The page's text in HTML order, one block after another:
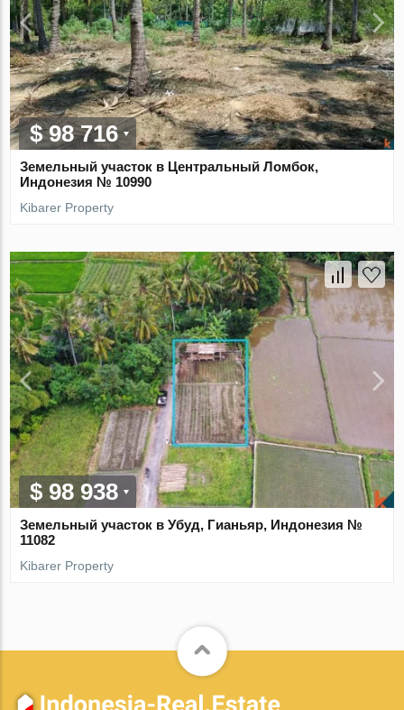
$ 98 716
Земельный участок в Центральный Ломбок,
Индонезия № 10990
Kibarer Property
$ 98 938
Земельный участок в Убуд, Гианьяр, Индонезия №
11082
Kibarer Property